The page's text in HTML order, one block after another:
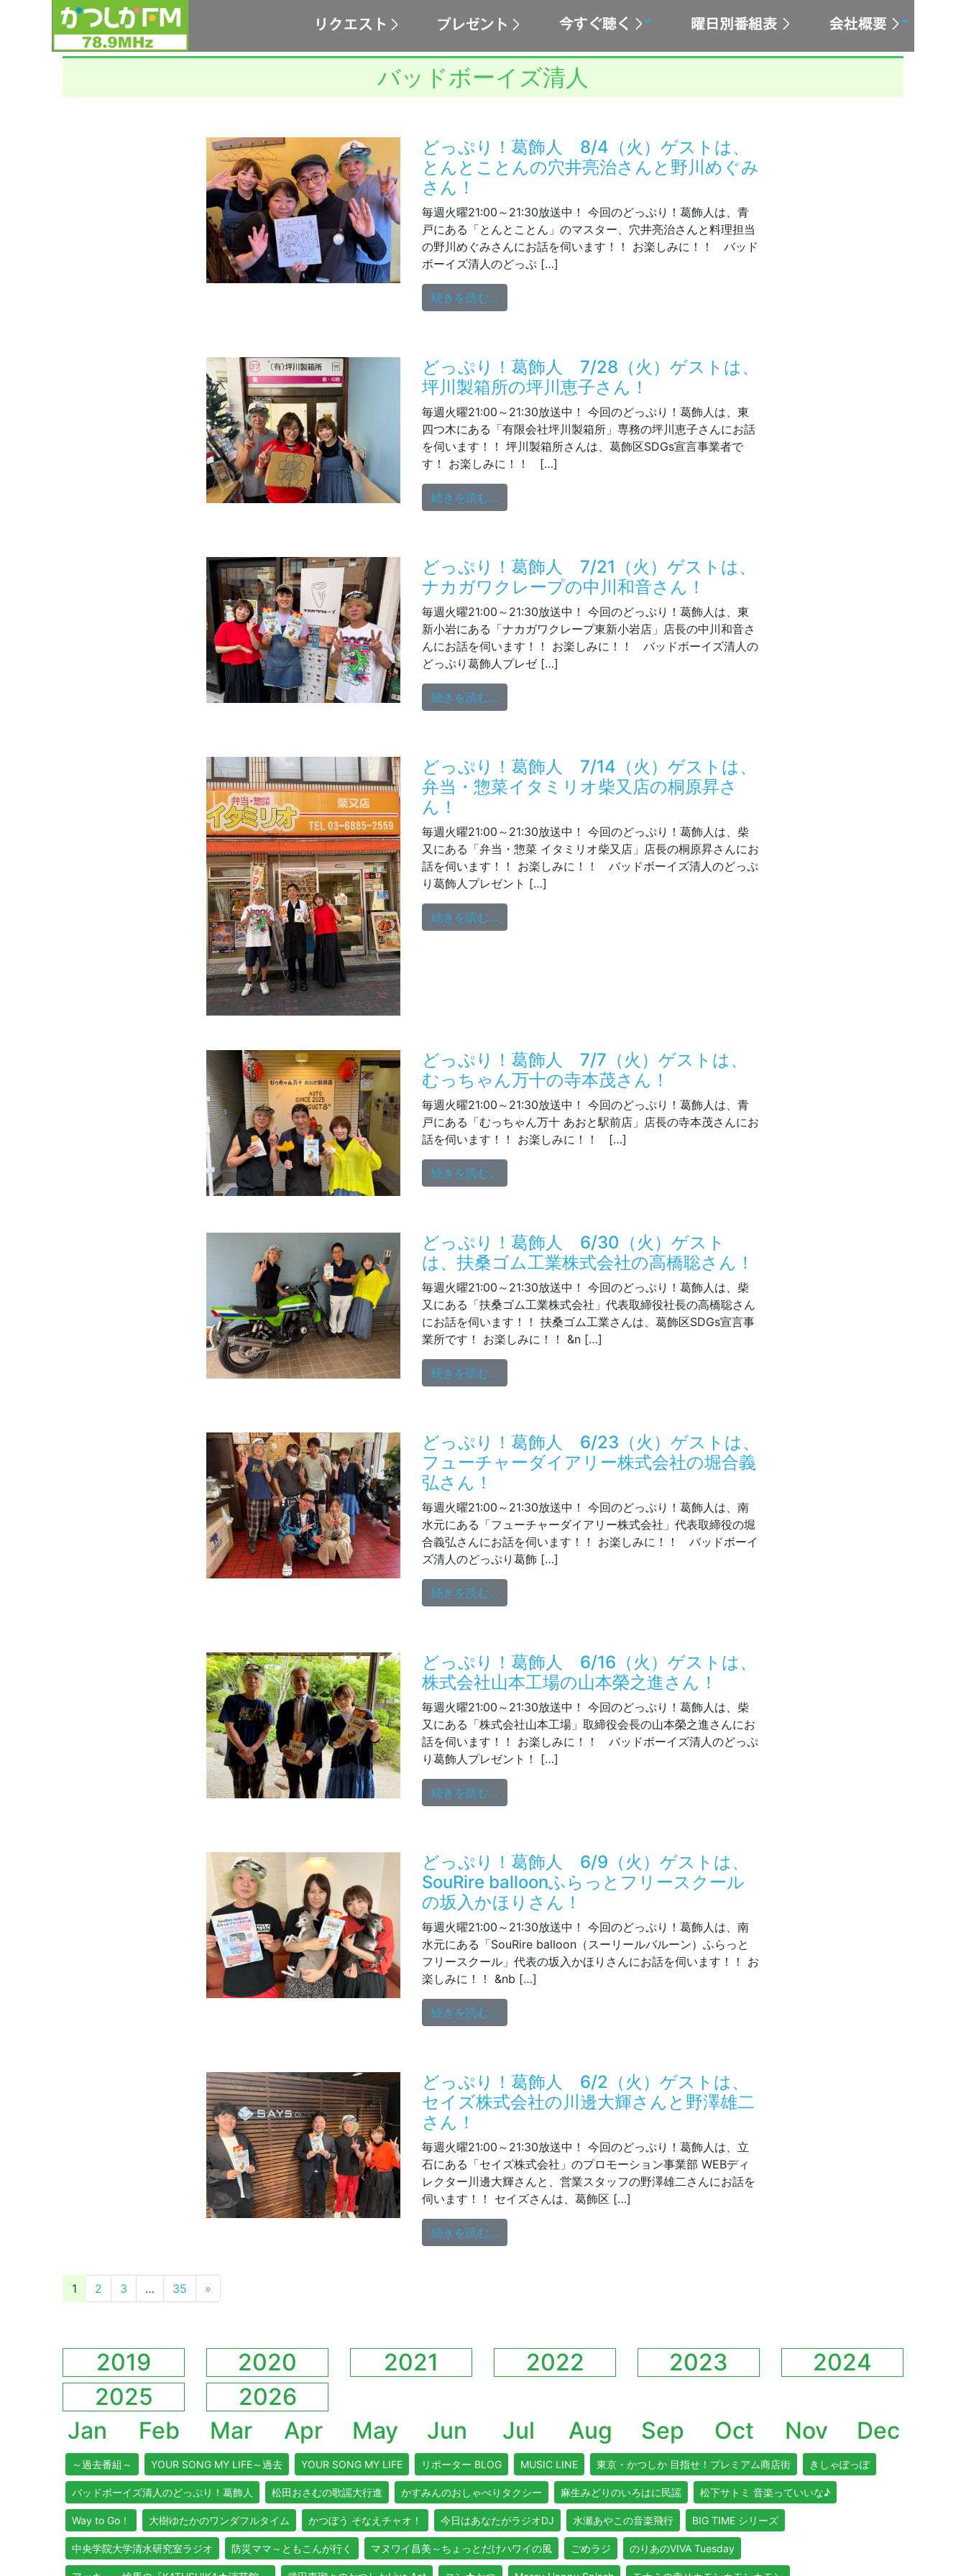
バッドボーイズ清人
どっぷり！葛飾人 8/4（火）ゲストは、
とんとことんの穴井亮治さんと野川めぐみ
さん！
毎週火曜21:00～21:30放送中！ 今回のどっぷり！葛飾人は、青
戸にある「とんとことん」のマスター、穴井亮治さんと料理担当
の野川めぐみさんにお話を伺います！！ お楽しみに！！ バッド
ボーイズ清人のどっぷ […]
続きを読む…
どっぷり！葛飾人 7/28（火）ゲストは、
坪川製箱所の坪川恵子さん！
毎週火曜21:00～21:30放送中！ 今回のどっぷり！葛飾人は、東
四つ木にある「有限会社坪川製箱所」専務の坪川恵子さんにお話
を伺います！！ 坪川製箱所さんは、葛飾区SDGs宣言事業者で
す！ お楽しみに！！ […]
続きを読む…
どっぷり！葛飾人 7/21（火）ゲストは、
ナカガワクレープの中川和音さん！
毎週火曜21:00～21:30放送中！ 今回のどっぷり！葛飾人は、東
新小岩にある「ナカガワクレープ東新小岩店」店長の中川和音さ
んにお話を伺います！！ お楽しみに！！ バッドボーイズ清人の
どっぷり葛飾人プレゼ […]
続きを読む…
どっぷり！葛飾人 7/14（火）ゲストは、
弁当・惣菜イタミリオ柴又店の桐原昇さ
ん！
毎週火曜21:00～21:30放送中！ 今回のどっぷり！葛飾人は、柴
又にある「弁当・惣菜 イタミリオ柴又店」店長の桐原昇さんにお
話を伺います！！ お楽しみに！！ バッドボーイズ清人のどっぷ
り葛飾人プレゼント […]
続きを読む…
どっぷり！葛飾人 7/7（火）ゲストは、
むっちゃん万十の寺本茂さん！
毎週火曜21:00～21:30放送中！ 今回のどっぷり！葛飾人は、青
戸にある「むっちゃん万十 あおと駅前店」店長の寺本茂さんにお
話を伺います！！ お楽しみに！！ […]
続きを読む…
どっぷり！葛飾人 6/30（火）ゲスト
は、扶桑ゴム工業株式会社の高橋聡さん！
毎週火曜21:00～21:30放送中！ 今回のどっぷり！葛飾人は、柴
又にある「扶桑ゴム工業株式会社」代表取締役社長の高橋聡さん
にお話を伺います！！ 扶桑ゴム工業さんは、葛飾区SDGs宣言事
業所です！ お楽しみに！！ &n […]
続きを読む…
どっぷり！葛飾人 6/23（火）ゲストは、
フューチャーダイアリー株式会社の堀合義
弘さん！
毎週火曜21:00～21:30放送中！ 今回のどっぷり！葛飾人は、南
水元にある「フューチャーダイアリー株式会社」代表取締役の堀
合義弘さんにお話を伺います！！ お楽しみに！！ バッドボーイ
ズ清人のどっぷり葛飾 […]
続きを読む…
どっぷり！葛飾人 6/16（火）ゲストは、
株式会社山本工場の山本榮之進さん！
毎週火曜21:00～21:30放送中！ 今回のどっぷり！葛飾人は、柴
又にある「株式会社山本工場」取締役会長の山本榮之進さんにお
話を伺います！！ お楽しみに！！ バッドボーイズ清人のどっぷ
り葛飾人プレゼント！ […]
続きを読む…
どっぷり！葛飾人 6/9（火）ゲストは、
SouRire balloonふらっとフリースクール
の坂入かほりさん！
毎週火曜21:00～21:30放送中！ 今回のどっぷり！葛飾人は、南
水元にある「SouRire balloon（スーリールバルーン）ふらっと
フリースクール」代表の坂入かほりさんにお話を伺います！！ お
楽しみに！！ &nb […]
続きを読む…
どっぷり！葛飾人 6/2（火）ゲストは、
セイズ株式会社の川邊大輝さんと野澤雄二
さん！
毎週火曜21:00～21:30放送中！ 今回のどっぷり！葛飾人は、立
石にある「セイズ株式会社」のプロモーション事業部 WEBディ
レクター川邊大輝さんと、営業スタッフの野澤雄二さんにお話を
伺います！！ セイズさんは、葛飾区 […]
続きを読む…
投稿ナビゲーション
1 2 3 … 35 »
2019 2020 2021 2022 2023
2024
2025
2026
Jan
Feb Mar Apr May Jun Jul Aug Sep Oct Nov Dec
～過去番組～ YOUR SONG MY LIFE～過去 YOUR SONG MY LIFE リポーター BLOG MUSIC LINE 東京・かつしか 目指せ！プレミアム商店街 きしゃぽっぽ
バッドボーイズ清人のどっぷり！葛飾人 松田おさむの歌謡大行進 かすみんのおしゃべりタクシー 麻生みどりのいろはに民謡 松下サトミ 音楽っていいな♪
Way to Go！ 大樹ゆたかのワンダフルタイム かつぼう そなえチャオ！ 今日はあなたがラジオDJ 水瀬あやこの音楽飛行 BIG TIME シリーズ
中央学院大学清水研究室ラジオ 防災ママ～ともこんが行く マヌワイ昌美～ちょっとだけハワイの風 ごめラジ のりあのVIVA Tuesday